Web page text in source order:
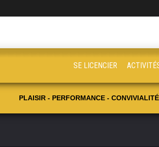
PLAISIR - PERFORMANCE -
SE LICENCIER